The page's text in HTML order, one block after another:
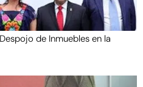
de Inmuebles en la